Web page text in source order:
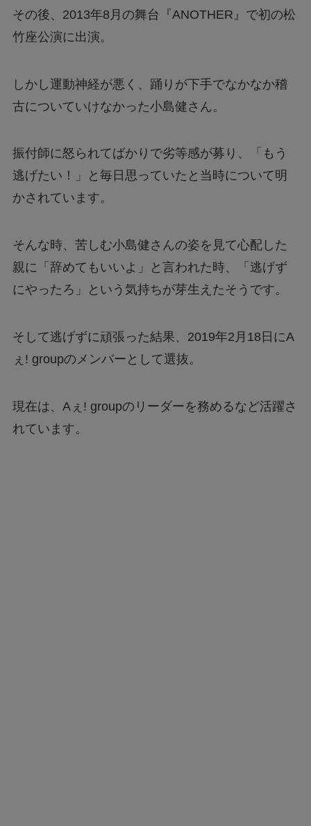
その後、2013年8月の舞台『ANOTHER』で初の松
竹座公演に出演。
しかし運動神経が悪く、踊りが下手でなかなか稽
古についていけなかった小島健さん。
振付師に怒られてばかりで劣等感が募り、「もう
逃げたい！」と毎日思っていたと当時について明
かされています。
そんな時、苦しむ小島健さんの姿を見て心配した
親に「辞めてもいいよ」と言われた時、「逃げず
にやったろ」という気持ちが芽生えたそうです。
そして逃げずに頑張った結果、2019年2月18日にA
ぇ! groupのメンバーとして選抜。
現在は、Aぇ! groupのリーダーを務めるなど活躍さ
れています。